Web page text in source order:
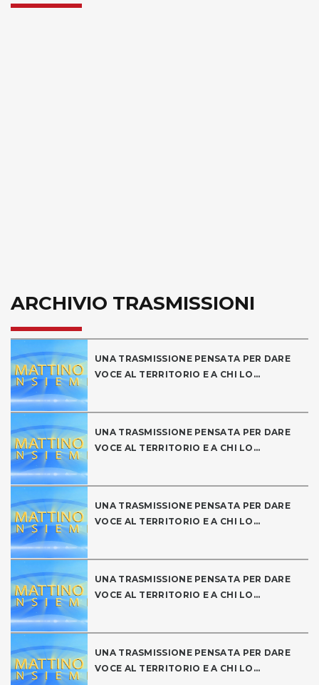
ARCHIVIO TRASMISSIONI
UNA TRASMISSIONE PENSATA PER DARE
VOCE AL TERRITORIO E A CHI LO...
UNA TRASMISSIONE PENSATA PER DARE
VOCE AL TERRITORIO E A CHI LO...
UNA TRASMISSIONE PENSATA PER DARE
VOCE AL TERRITORIO E A CHI LO...
UNA TRASMISSIONE PENSATA PER DARE
VOCE AL TERRITORIO E A CHI LO...
UNA TRASMISSIONE PENSATA PER DARE
VOCE AL TERRITORIO E A CHI LO...